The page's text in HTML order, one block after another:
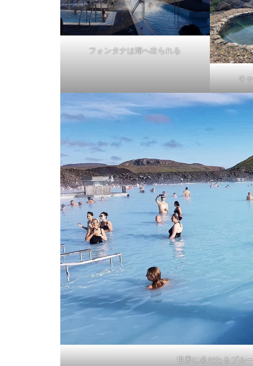
フォンタナは湖へ出られる
キ
世界に名だたるブル